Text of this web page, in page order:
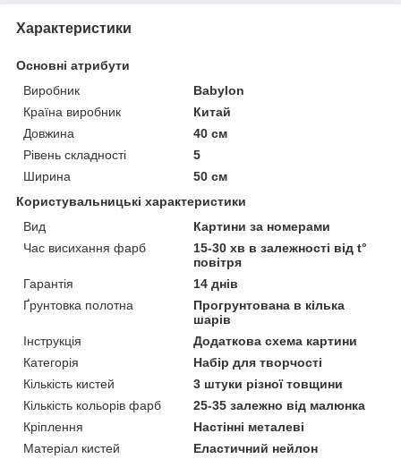
Характеристики
Основні атрибути
Виробник
Babylon
Країна виробник
Китай
Довжина
40 см
Рівень складності
5
Ширина
50 см
Користувальницькі характеристики
Вид
Картини за номерами
Час висихання фарб
15-30 хв в залежності від t°
повітря
Гарантія
14 днів
Ґрунтовка полотна
Прогрунтована в кілька
шарів
Інструкція
Додаткова схема картини
Категорія
Набір для творчості
Кількість кистей
3 штуки різної товщини
Кількість кольорів фарб
25-35 залежно від малюнка
Кріплення
Настінні металеві
Матеріал кистей
Еластичний нейлон